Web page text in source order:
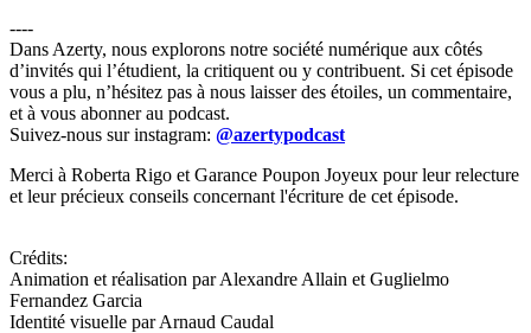
----
Dans Azerty, nous explorons notre société numérique aux côtés
d’invités qui l’étudient, la critiquent ou y contribuent. Si cet épisode
vous a plu, n’hésitez pas à nous laisser des étoiles, un commentaire,
et à vous abonner au podcast.
Suivez-nous sur instagram: @azertypodcast
Merci à Roberta Rigo et Garance Poupon Joyeux pour leur relecture
et leur précieux conseils concernant l'écriture de cet épisode.
Crédits:
Animation et réalisation par Alexandre Allain et Guglielmo
Fernandez Garcia
Identité visuelle par Arnaud Caudal